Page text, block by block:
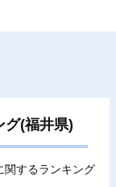
グ(福井県)
関するランキング